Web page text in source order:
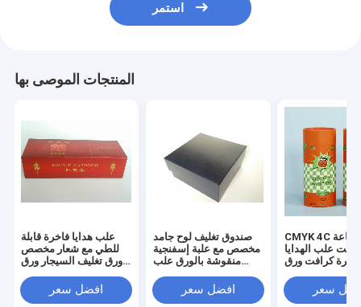
استمر
المنتجات الموصى بها
علب هدايا فاخرة قابلة
للطي مع شعار مخصص
ورق تغليف السيجار ورق
افضل سعر
صندوق تغليف لوح جامد
مخصص مع علبة إسفنجية
منقوشة بالورق علب
افضل سعر
CMYK 4C طباعة
علب الهدايا
كرافت ورق
سعر